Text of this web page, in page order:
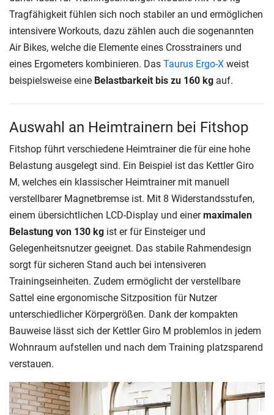
Tragfähigkeit fühlen sich noch stabiler an und ermöglichen
intensivere Workouts, dazu zählen auch die sogenannten
Air Bikes, welche die Elemente eines Crosstrainers und
eines Ergometers kombinieren. Das Taurus Ergo-X weist
beispielsweise eine Belastbarkeit bis zu 160 kg auf.
Auswahl an Heimtrainern bei Fitshop
Fitshop führt verschiedene Heimtrainer die für eine hohe
Belastung ausgelegt sind. Ein Beispiel ist das Kettler Giro
M, welches ein klassischer Heimtrainer mit manuell
verstellbarer Magnetbremse ist. Mit 8 Widerstandsstufen,
einem übersichtlichen LCD-Display und einermaximalen
Belastung von 130 kg ist er für Einsteiger und
Gelegenheitsnutzer geeignet. Das stabile Rahmendesign
sorgt für sicheren Stand auch bei intensiveren
Trainingseinheiten. Zudem ermöglicht der verstellbare
Sattel eine ergonomische Sitzposition für Nutzer
unterschiedlicher Körpergrößen. Dank der kompakten
Bauweise lässt sich der Kettler Giro M problemlos in jedem
Wohnraum aufstellen und nach dem Training platzsparend
verstauen.